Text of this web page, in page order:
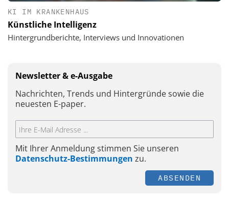
KI IM KRANKENHAUS
Künstliche Intelligenz
Hintergrundberichte, Interviews und Innovationen
Newsletter & e-Ausgabe
Nachrichten, Trends und Hintergründe sowie die
neuesten E-paper.
Mit Ihrer Anmeldung stimmen Sie unseren
Datenschutz-Bestimmungen zu.
ABSENDEN